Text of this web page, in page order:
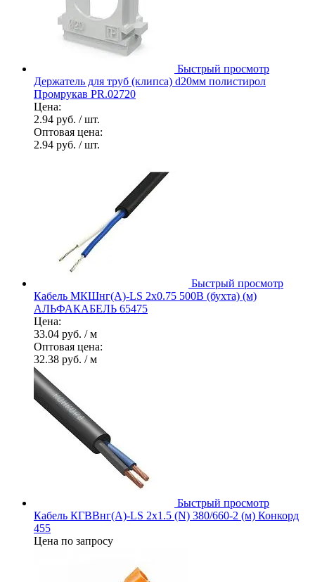
Быстрый просмотр
Держатель для труб (клипса) d20мм полистирол
Промрукав PR.02720
Цена:
2.94 руб. / шт.
Оптовая цена:
2.94 руб. / шт.
Быстрый просмотр
Кабель МКШнг(А)-LS 2х0.75 500В (бухта) (м)
АЛЬФАКАБЕЛЬ 65475
Цена:
33.04 руб. / м
Оптовая цена:
32.38 руб. / м
Быстрый просмотр
Кабель КГВВнг(А)-LS 2х1.5 (N) 380/660-2 (м) Конкорд
455
Цена по запросу